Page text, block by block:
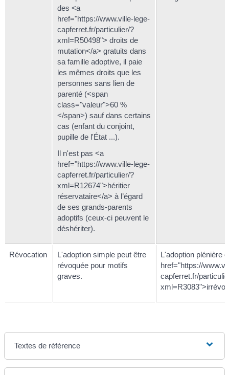
des <a
href="https://www.ville-lege-
capferret.fr/particulier/?
xml=R50498"> droits de
mutation</a> gratuits dans
sa famille adoptive, il paie
les mêmes droits que les
personnes sans lien de
parenté (<span
class="valeur">60 %
</span>) sauf dans certains
cas (enfant du conjoint,
pupille de l'État ...).
Il n'est pas <a
href="https://www.ville-lege-
capferret.fr/particulier/?
xml=R12674">héritier
réservataire</a> à l’égard
de ses grands-parents
adoptifs (ceux-ci peuvent le
déshériter).
Révocation
L'adoption simple peut être
révoquée pour motifs
graves.
L'adoption plénière
href="https://
capferret.fr/
Textes de référence